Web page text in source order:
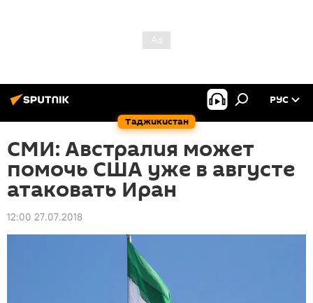
Таджикистан
РУС
СМИ: Австралия может
помочь США уже в августе
атаковать Иран
12:00 27.07.2018